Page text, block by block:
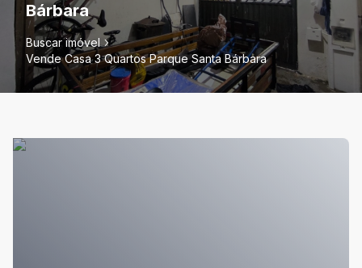
Bárbara
Buscar imóvel
Vende Casa 3 Quartos Parque Santa Bárbara